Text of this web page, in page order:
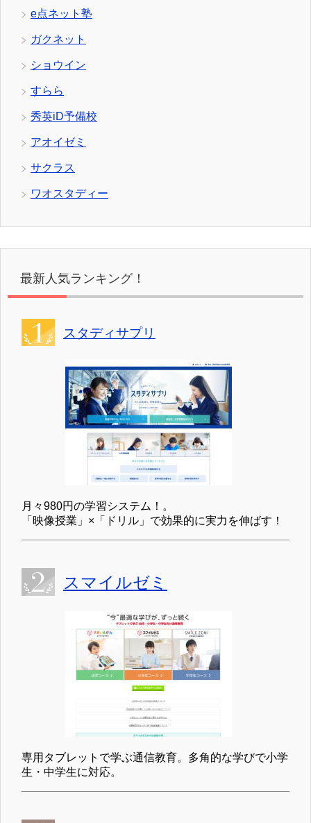
e点ネット塾
ガクネット
ショウイン
すらら
秀英iD予備校
アオイゼミ
サクラス
ワオスタディー
最新人気ランキング！
スタディサプリ
月々980円の学習システム！。
「映像授業」×「ドリル」で効果的に実力を伸ばす！
スマイルゼミ
専用タブレットで学ぶ通信教育。多角的な学びで小学
生・中学生に対応。